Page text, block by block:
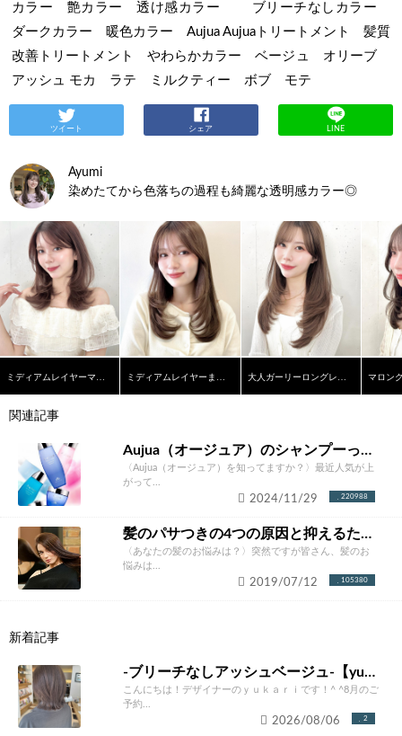
カラー 艶カラー 透け感カラー ブリーチなしカラー
ダークカラー 暖色カラー Aujua Aujuaトリートメント 髪質
改善トリートメント やわらかカラー ベージュ オリーブ
アッシュ モカ ラテ ミルクティー ボブ モテ
ツイート シェア LINE
Ayumi
染めたてから色落ちの過程も綺麗な透明感カラー◎
ミディアムレイヤーマロンブラウン ミディアムレイヤーまろやかベージュ 大人ガーリーロングレイヤー
関連記事
Aujua（オージュア）のシャンプーって本当にいいの？ソムリエが徹底解説！
〈Aujua（オージュア）を知ってますか？〉最近人気が上
がって...
220988
2024/11/29
髪のパサつきの4つの原因と抑えるための改善方法とは？あなたにあったケア方法をご紹介！
〈あなたの髪のお悩みは？〉突然ですが皆さん、髪のお
悩みは...
105380
2019/07/12
新着記事
-ブリーチなしアッシュベージュ-【yukari】
こんにちは！デザイナーのｙｕｋａｒｉです！^ ^8月のご
予約...
2
2026/08/06